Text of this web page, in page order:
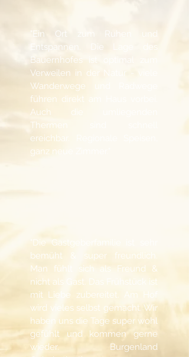
"Ein Ort zum Ruhen und
Entspannen. Die Lage des
Bauernhofes ist optimal zum
Verweilen in der Natur - viele
Wanderwege und Radwege
führen direkt am Haus vorbei.
Auch die umliegenden
Thermen sind schnell
ereichbar. Regionale Speisen,
ganz neue Zimmer."
"Die Gastgeberfamilie ist sehr
bemüht & super freundlich.
Man fühlt sich als Freund &
nicht als Gast. Das Frühstück ist
mit Liebe zubereitet. Am Hof
wird vieles selbst gemacht. Wir
haben uns die Tage super wohl
gefühlt und kommen gerne
wieder. Burgenland